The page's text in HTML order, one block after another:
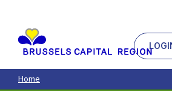
contenu
principal
Home